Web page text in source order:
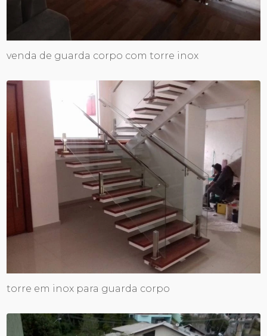
venda de guarda corpo com torre inox
torre em inox para guarda corpo